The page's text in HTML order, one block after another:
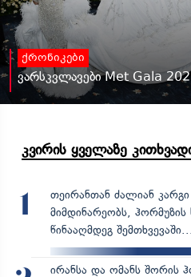
ქრონიკები
ვარსკვლავები Met Gala
კვირის ყველაზე
1
თეირანთან ძალიან
მიმდინარეობს, ჰორმუზის
წინააღმდეგ შემთხვევაში...
ირანსა და ომანს შორის